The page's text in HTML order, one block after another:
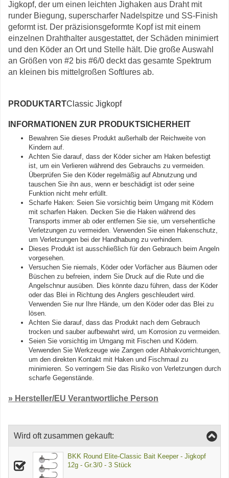
Jigkopf, der um einen leichten Jighaken aus Draht mit
runder Biegung, superscharfer Nadelspitze und SS-Finish
geformt ist. Der präzisionsgeformte Kopf ist mit einem
einzelnen Drahthalter ausgestattet, der Schäden minimiert
und den Köder an Ort und Stelle hält. Die große Auswahl
an Größen von #2 bis #6/0 deckt das gesamte Spektrum
an kleinen bis mittelgroßen Softlures ab.
PRODUKTARTClassic Jigkopf
INFORMATIONEN ZUR PRODUKTSICHERHEIT
Bewahren Sie dieses Produkt außerhalb der Reichweite von
Kindern auf.
Achten Sie darauf, dass der Köder sicher am Haken befestigt
ist, um ein Verlieren während des Gebrauchs zu vermeiden.
Überprüfen Sie den Köder regelmäßig auf Abnutzung und
tauschen Sie ihn aus, wenn er beschädigt ist oder seine
Funktion nicht mehr erfüllt.
Scharfe Haken: Seien Sie vorsichtig beim Umgang mit Ködern
mit scharfen Haken. Decken Sie die Haken während des
Transports immer ab oder entfernen Sie sie, um versehentliche
Verletzungen zu vermeiden. Verwenden Sie einen Hakenschutz,
um Verletzungen bei der Handhabung zu verhindern.
Dieses Produkt ist ausschließlich für den Gebrauch beim Angeln
vorgesehen.
Versuchen Sie niemals, Köder oder Vorfächer aus Bäumen oder
Büschen zu befreien, indem Sie Druck auf die Rute und die
Angelschnur ausüben. Dies könnte dazu führen, dass der Köder
oder das Blei in Richtung des Anglers geschleudert wird.
Verwenden Sie nur Ihre Hände, um den Köder oder das Blei zu
lösen.
Achten Sie darauf, dass das Produkt nach dem Gebrauch
trocken und sauber aufbewahrt wird, um Korrosion zu vermeiden.
Seien Sie vorsichtig im Umgang mit Fischen und Ködern.
Verwenden Sie Werkzeuge wie Zangen oder Abhakvorrichtungen,
um den direkten Kontakt mit Haken und Fischmaul zu
minimieren. So verringern Sie das Risiko von Verletzungen durch
scharfe Gegenstände.
» Hersteller/EU Verantwortliche Person
Wird oft zusammen gekauft:
BKK Round Elite-Classic Bait Keeper - Jigkopf
12g - Gr.3/0 - 3 Stück